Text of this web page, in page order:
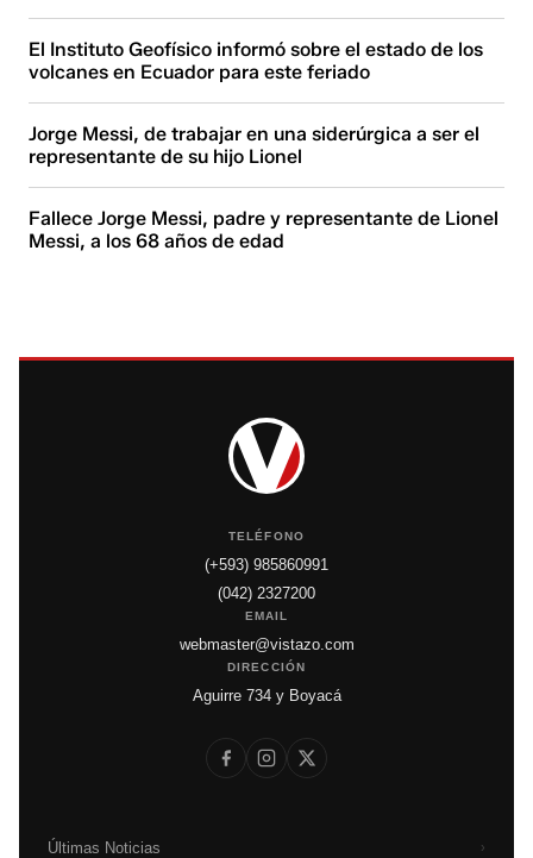
El Instituto Geofísico informó sobre el estado de los
volcanes en Ecuador para este feriado
Jorge Messi, de trabajar en una siderúrgica a ser el
representante de su hijo Lionel
Fallece Jorge Messi, padre y representante de Lionel
Messi, a los 68 años de edad
TELÉFONO
(+593) 985860991
(042) 2327200
EMAIL
webmaster@vistazo.com
DIRECCIÓN
Aguirre 734 y Boyacá
Últimas Noticias ›